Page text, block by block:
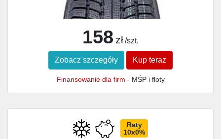
158 zł /szt.
Zobacz szczegóły Kup teraz
Finansowanie dla firm - MŚP i floty
Raty
10x0%